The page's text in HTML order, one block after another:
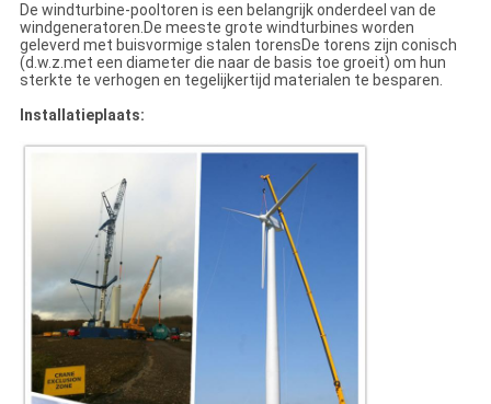
De windturbine-pooltoren is een belangrijk onderdeel van de
windgeneratoren.De meeste grote windturbines worden
geleverd met buisvormige stalen torensDe torens zijn conisch
(d.w.z.met een diameter die naar de basis toe groeit) om hun
sterkte te verhogen en tegelijkertijd materialen te besparen.
Installatieplaats: